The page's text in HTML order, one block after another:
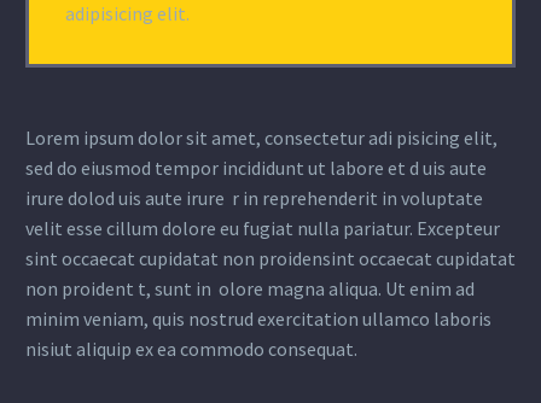
adipisicing elit.
Lorem ipsum dolor sit amet, consectetur adi pisicing elit,
sed do eiusmod tempor incididunt ut labore et d uis aute
irure dolod uis aute irure r in reprehenderit in voluptate
velit esse cillum dolore eu fugiat nulla pariatur. Excepteur
sint occaecat cupidatat non proidensint occaecat cupidatat
non proident t, sunt in olore magna aliqua. Ut enim ad
minim veniam, quis nostrud exercitation ullamco laboris
nisiut aliquip ex ea commodo consequat.